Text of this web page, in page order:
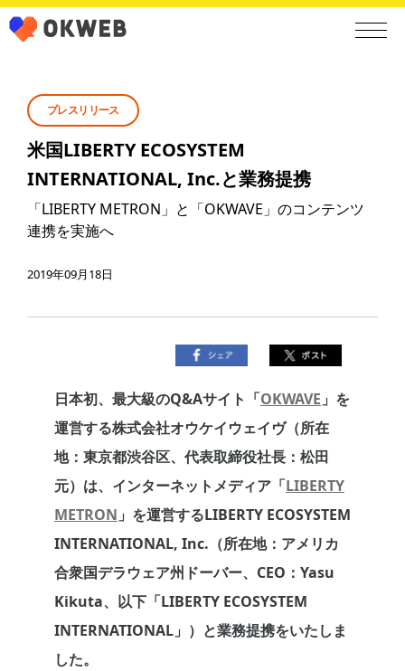
プレスリリース
米国LIBERTY ECOSYSTEM
INTERNATIONAL, Inc.と業務提携
「LIBERTY METRON」と「OKWAVE」のコンテンツ
連携を実施へ
2019年09月18日
日本初、最大級のQ&Aサイト「OKWAVE 」を
運営する株式会社オウケイウェイヴ（所在
地：東京都渋谷区、代表取締役社長：松田
元）は、インターネットメディア「LIBERTY
METRON 」を運営するLIBERTY ECOSYSTEM
INTERNATIONAL, Inc.（所在地：アメリカ
合衆国デラウェア州ドーバー、CEO：Yasu
Kikuta、以下「LIBERTY ECOSYSTEM
INTERNATIONAL」）と業務提携をいたしま
した。